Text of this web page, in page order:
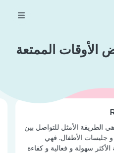
الممتعة
الطريقة الأمثل للتواصل بين
و جليسات الأطفال. فهي
الأكثر سهولة و فعالية و كفاءة